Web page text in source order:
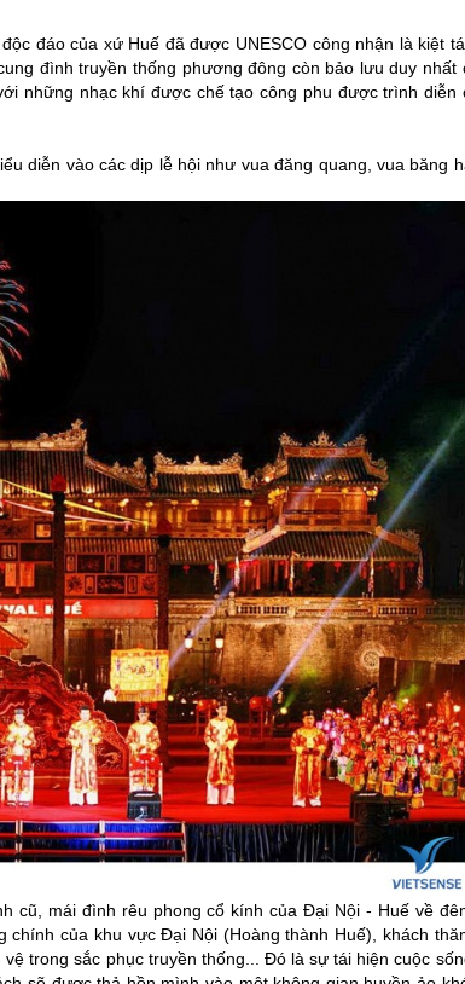
đáo của xứ Huế đã được UNESCO công nhận là kiệt
đình truyền thống phương đông còn bảo lưu duy nhất
những nhạc khí được chế tạo công phu được trình diễn
diễn vào các dịp lễ hội như vua đăng quang, vua băng
cũ, mái đình rêu phong cổ kính của Đại Nội - Huếvề
chính của khu vực Đại Nội (Hoàng thành Huế), khách
trong sắc phục truyền thống... Đó là sự tái hiện cuộc